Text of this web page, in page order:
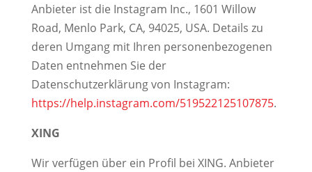
Anbieter ist die Instagram Inc., 1601 Willow
Road, Menlo Park, CA, 94025, USA. Details zu
deren Umgang mit Ihren personenbezogenen
Daten entnehmen Sie der
Datenschutzerklärung von Instagram:
https://help.instagram.com/519522125107875.
XING
Wir verfügen über ein Profil bei XING. Anbieter